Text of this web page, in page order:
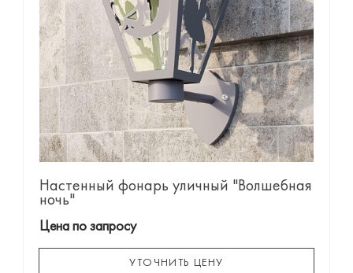
Настенный фонарь уличный "Волшебная
ночь"
Цена по запросу
УТОЧНИТЬ ЦЕНУ